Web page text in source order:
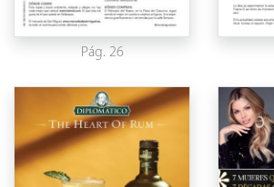
Pág. 26